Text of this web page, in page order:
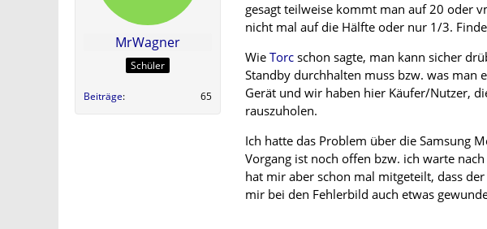
MrWagner
Schüler
Beiträge 65
gesagt teilweise kommt man auf 20 oder
nicht mal auf die Hälfte oder nur 1/3.
Wie Torc schon sagte, man kann sicher
Standby durchhalten muss bzw. was man
Gerät und wir haben hier Käufer/Nutzer,
rauszuholen.
Ich hatte das Problem über die Samsung
Vorgang ist noch offen bzw. ich warte
hat mir aber schon mal mitgeteilt, dass
mir bei den Fehlerbild auch etwas